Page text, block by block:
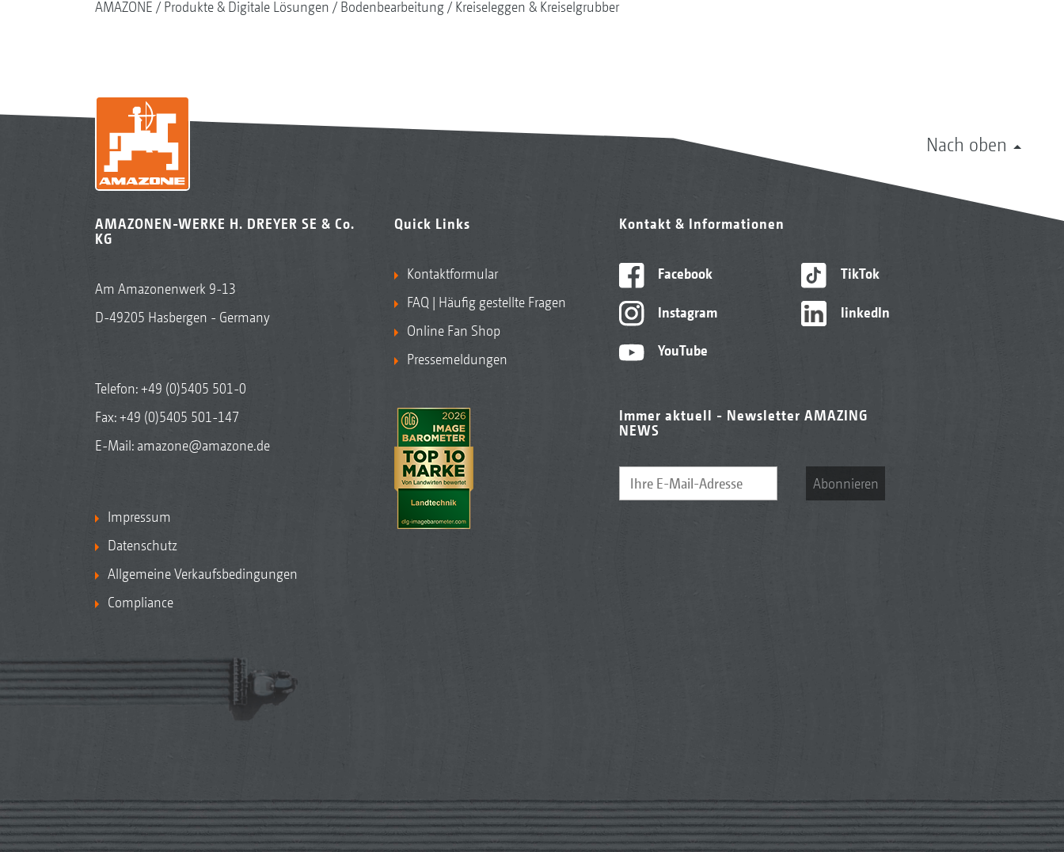
AMAZONE Produkte & Digitale Lösungen Bodenbearbeitung Kreiseleggen & Kreiselgrubber
Nach oben
AMAZONEN-WERKE H. DREYER SE & Co.
KG
Am Amazonenwerk 9-13
D-49205 Hasbergen - Germany
Telefon:+49 (0)5405 501-0
Fax: +49 (0)5405 501-147
E-Mail: amazone@amazone.de
Impressum
Datenschutz
Allgemeine Verkaufsbedingungen
Compliance
Quick Links
Kontaktformular
FAQ | Häufig gestellte Fragen
Online Fan Shop
Pressemeldungen
Kontakt & Informationen
Facebook
Instagram
YouTube
TikTok
linkedIn
Immer aktuell - Newsletter AMAZING
NEWS
Abonnieren